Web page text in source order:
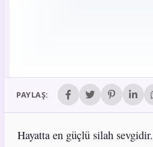
PAYLAŞ:
Hayatta en güçlü silah sevgidir.